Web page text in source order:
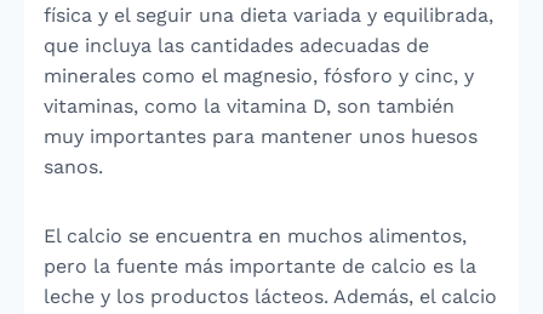
física y el seguir una dieta variada y equilibrada,
que incluya las cantidades adecuadas de
minerales como el magnesio, fósforo y cinc, y
vitaminas, como la vitamina D, son también
muy importantes para mantener unos huesos
sanos.
El calcio se encuentra en muchos alimentos,
pero la fuente más importante de calcio es la
leche y los productos lácteos. Además, el calcio